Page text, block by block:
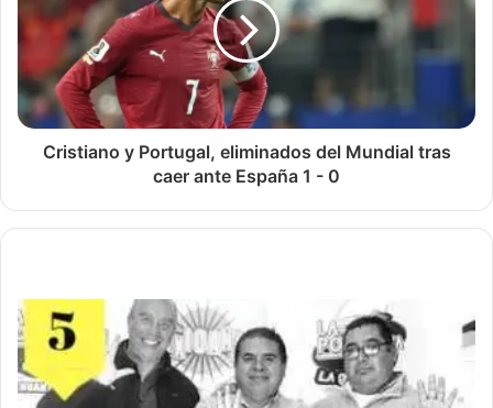
Cristiano y Portugal, eliminados del Mundial tras
caer ante España 1 - 0